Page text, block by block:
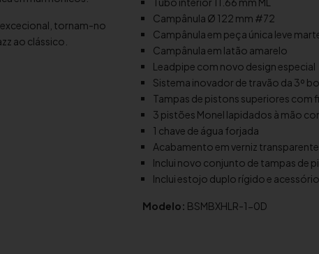
o
m
p
e
t
e
S
b
B
S
excecional, tornam-no
ao clássico.
Campânula Ø 122 mm #72
Campânula em peça única leve
Campânula em latão amarelo
Leadpipe com novo design especial
Sistema inovador de travão da 3º
Tampas de pistons superiores com
3 pistões Monel lapidados à mão
1 chave de água forjada
Acabamento em verniz transparente
Inclui novo conjunto de tampas de
Inclui estojo duplo rígido e
Modelo: BSMBXHLR-1-0D